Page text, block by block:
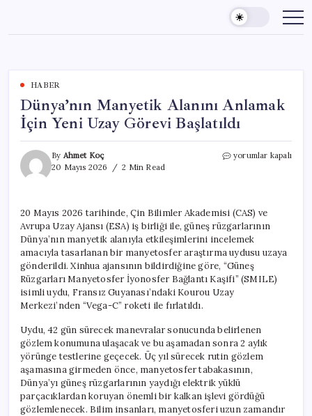
content
HABER
Dünya’nın Manyetik Alanını Anlamak
İçin Yeni Uzay Görevi Başlatıldı
By Ahmet Koç
20 Mayıs 2026
2 Min Read
Dünya’nın
Yeni
Uzay
Görevi
Başlatıldı
için
yorumlar kapalı
20 Mayıs 2026 tarihinde, Çin Bilimler Akademisi (CAS) ve
Avrupa Uzay Ajansı (ESA) iş birliği ile, güneş rüzgarlarının
Dünya’nın manyetik alanıyla etkileşimlerini incelemek
amacıyla tasarlanan bir manyetosfer araştırma uydusu uzaya
gönderildi. Xinhua ajansının bildirdiğine göre, “Güneş
Rüzgarları Manyetosfer İyonosfer Bağlantı Kaşifi” (SMILE)
isimli uydu, Fransız Guyanası’ndaki Kourou Uzay
Merkezi’nden “Vega-C” roketi ile fırlatıldı.
Uydu, 42 gün sürecek manevralar sonucunda belirlenen
gözlem konumuna ulaşacak ve bu aşamadan sonra 2 aylık
yörünge testlerine geçecek. Üç yıl sürecek rutin gözlem
aşamasına girmeden önce, manyetosfer tabakasının,
Dünya’yı güneş rüzgarlarının yaydığı elektrik yüklü
parçacıklardan koruyan önemli bir kalkan işlevi gördüğü
gözlemlenecek. Bilim insanları, manyetosferi uzun zamandır